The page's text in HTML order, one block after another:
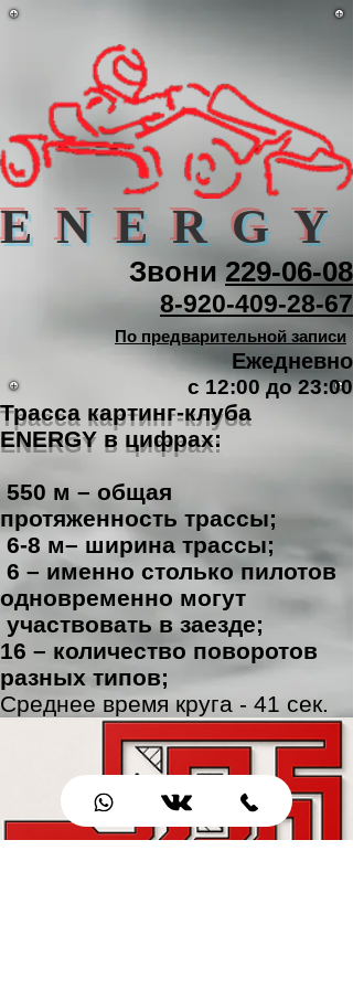
ENERGY
Звони 229-06-08
8-920-409-28-67
По предварительной записи
Ежедневно
с 12:00 до 23:00
Трасса картинг-клуба
ENERGY в цифрах:
550 м – общая
протяженность трассы;
6-8 м– ширина трассы;
6 – именно столько пилотов
одновременно могут
участвовать в заезде;
16 – количество поворотов
разных типов;
Среднее время круга - 41 сек.